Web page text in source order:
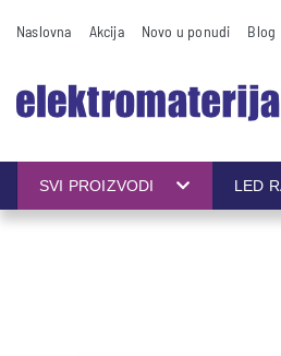
Naslovna Akcija Novo u ponudi Blog
SVI PROIZVODI LED